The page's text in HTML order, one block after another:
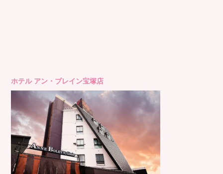
ホテル アン・ブレイン宝塚店